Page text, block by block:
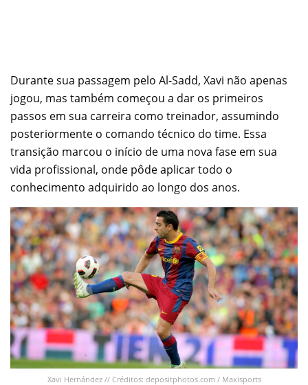
Durante sua passagem pelo Al-Sadd, Xavi não apenas
jogou, mas também começou a dar os primeiros
passos em sua carreira como treinador, assumindo
posteriormente o comando técnico do time. Essa
transição marcou o início de uma nova fase em sua
vida profissional, onde pôde aplicar todo o
conhecimento adquirido ao longo dos anos.
Xavi Hernández // Créditos: depositphotos.com / Maxisports